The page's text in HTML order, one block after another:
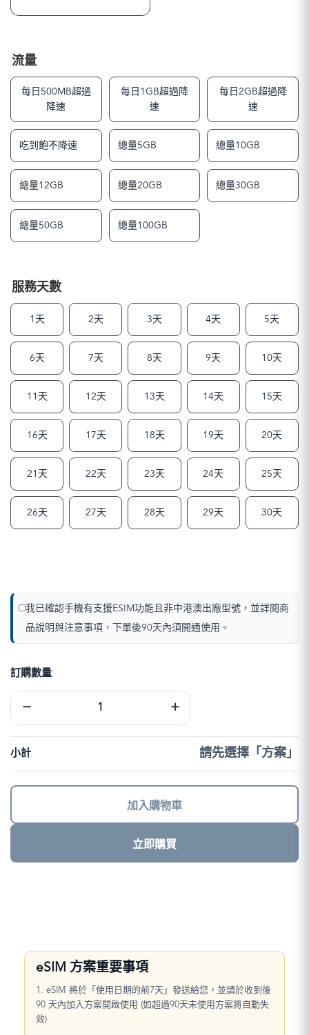
流量
每日500MB超過
降速
每日1GB超過降
速
每日2GB超過降
速
吃到飽不降速 總量5GB 總量10GB
總量12GB 總量20GB 總量30GB
總量50GB 總量100GB
服務天數
1天 2天 3天 4天 5天
6天 7天 8天 9天 10天
11天 12天 13天 14天 15天
16天 17天 18天 19天 20天
21天 22天 23天 24天 25天
26天 27天 28天 29天 30天
我已確認手機有支援ESIM功能且非中港澳出廠型號，並詳閱商
品說明與注意事項，下單後90天內須開通使用。
訂購數量
−
eSIM
｜
+
小計 請先選擇「方案」
加入購物車
立即購買
eSIM 方案重要事項
1. eSIM 將於「使用日期的前7天」發送給您，並請於收到後
90 天內加入方案開啟使用 (如超過90天未使用方案將自動失
效)